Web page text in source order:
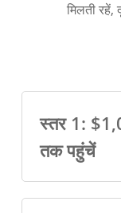
मिलती
स्तर 1:
तक पहुंचें